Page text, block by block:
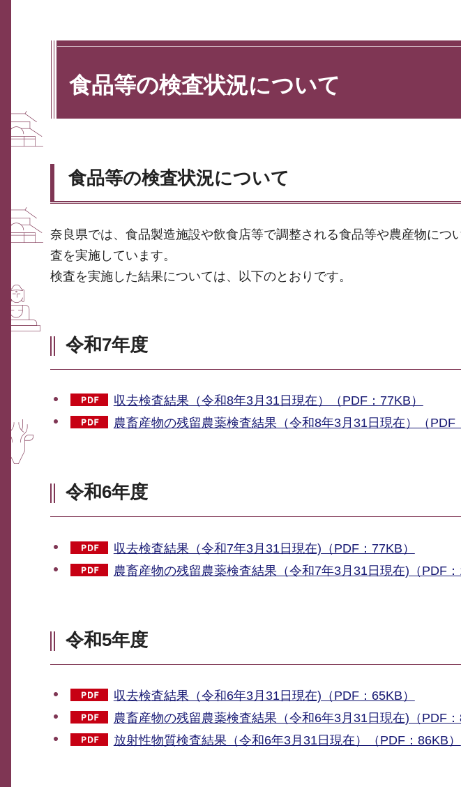
食品等の検査状況について
食品等の検査状況について
奈良県では、食品製造施設や飲食店等で調整される食品等や農産物につ
査を実施しています。
検査を実施した結果については、以下のとおりです。
令和7年度
収去検査結果（令和8年3月31日現在）（PDF：77KB）
農畜産物の残留農薬検査結果（令和8年3月31日現在）（PDF
令和6年度
収去検査結果（令和7年3月31日現在)（PDF：77KB）
農畜産物の残留農薬検査結果（令和7年3月31日現在)（PDF：
令和5年度
収去検査結果（令和6年3月31日現在)（PDF：65KB）
農畜産物の残留農薬検査結果（令和6年3月31日現在)（PDF：
放射性物質検査結果（令和6年3月31日現在）（PDF：86KB）